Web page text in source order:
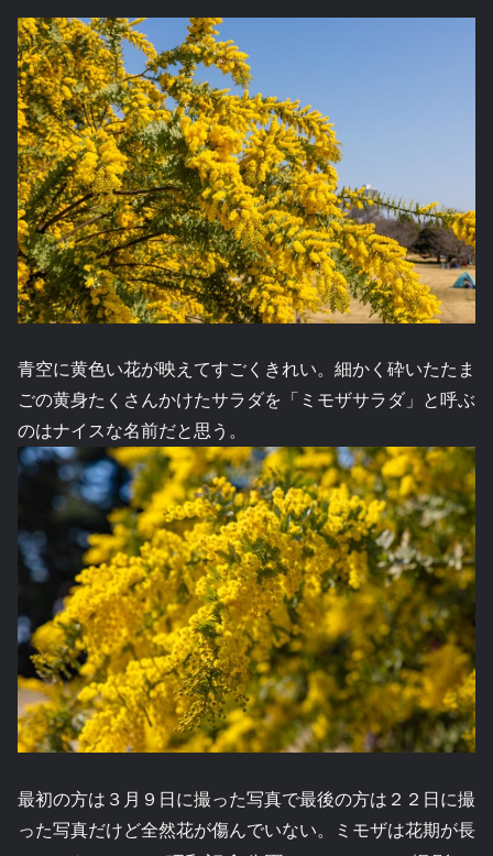
青空に黄色い花が映えてすごくきれい。細かく砕いたたま
ごの黄身たくさんかけたサラダを「ミモザサラダ」と呼ぶ
のはナイスな名前だと思う。
最初の方は３月９日に撮った写真で最後の方は２２日に撮
った写真だけど全然花が傷んでいない。ミモザは花期が長